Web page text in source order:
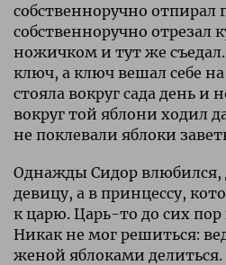
собственноручно отпирал
собственноручно отрезал
ножичком и тут же
ключ, а ключ вешал себе
стояла вокруг сада день и
вокруг той яблони ходил
не поклевали яблоки
Однажды Сидор влюбился,
девицу, а в принцессу,
к царю. Царь-то до сих
Никак не мог решиться:
женой яблоками делиться.